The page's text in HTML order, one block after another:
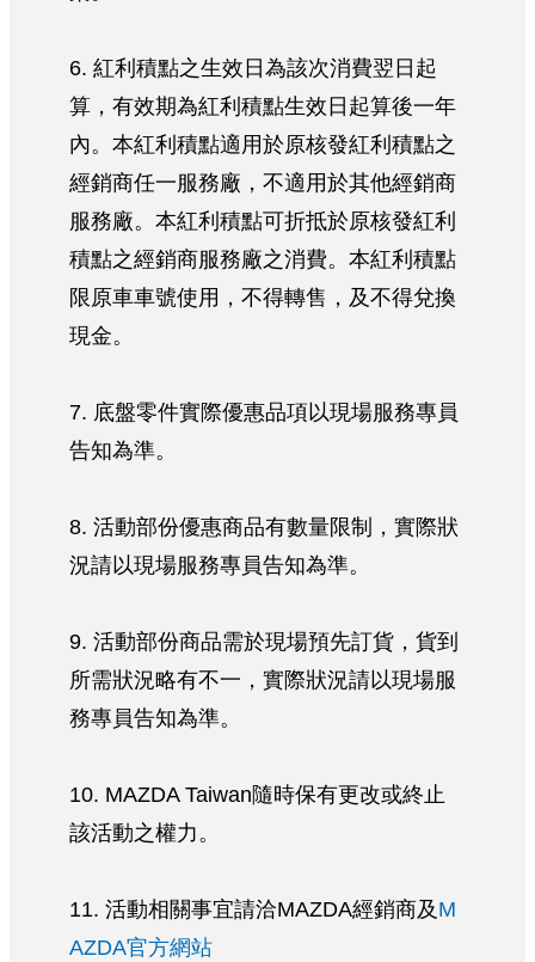
6. 紅利積點之生效日為該次消費翌日起
算，有效期為紅利積點生效日起算後一年
內。本紅利積點適用於原核發紅利積點之
經銷商任一服務廠，不適用於其他經銷商
服務廠。本紅利積點可折抵於原核發紅利
積點之經銷商服務廠之消費。本紅利積點
限原車車號使用，不得轉售，及不得兌換
現金。
7. 底盤零件實際優惠品項以現場服務專員
告知為準。
8. 活動部份優惠商品有數量限制，實際狀
況請以現場服務專員告知為準。
9. 活動部份商品需於現場預先訂貨，貨到
所需狀況略有不一，實際狀況請以現場服
務專員告知為準。
10. MAZDA Taiwan隨時保有更改或終止
該活動之權力。
11. 活動相關事宜請洽MAZDA經銷商及 M
AZDA官方網站